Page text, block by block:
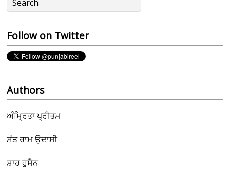
Follow on Twitter
Authors
ਅੰਮ੍ਰਿਤਾ ਪ੍ਰੀਤਮ
ਸੰਤ ਰਾਮ ਉਦਾਸੀ
ਸ਼ਾਹ ਹੁਸੈਨ